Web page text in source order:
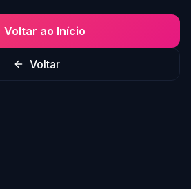
Voltar ao Início
Voltar